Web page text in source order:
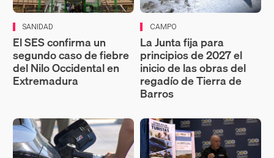
SANIDAD
El SES confirma un
segundo caso de fiebre
del Nilo Occidental en
Extremadura
CAMPO
La Junta fija para
principios de 2027 el
inicio de las obras del
regadío de Tierra de
Barros